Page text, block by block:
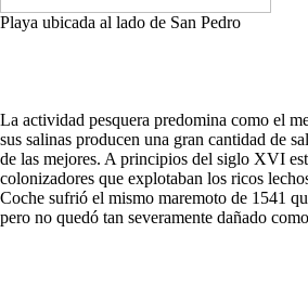
Playa ubicada al lado de San Pedro
La actividad pesquera predomina como el
sus salinas producen una gran cantidad de
de las mejores. A principios del siglo XVI
colonizadores que explotaban los ricos
Coche sufrió el mismo maremoto de 1541
pero no quedó tan severamente dañado